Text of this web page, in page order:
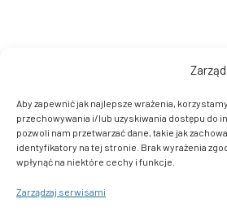
Aby zapewnić jak najlepsze wrażenia,
przechowywania i/lub uzyskiwania dostępu do
pozwoli nam przetwarzać dane, takie jak
identyfikatory na tej stronie. Brak wyrażenia
wpłynąć na niektóre cechy i funkcje.
Zarządzaj serwisami